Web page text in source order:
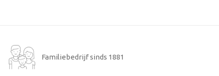
Familiebedrijf sinds 1881